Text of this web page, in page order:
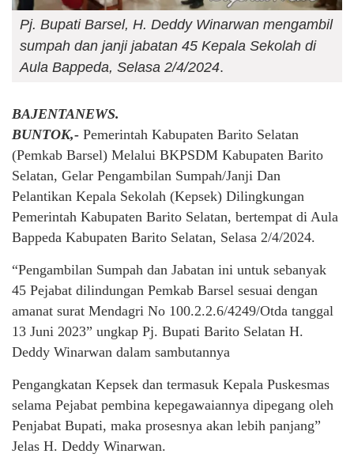
Pj. Bupati Barsel, H. Deddy Winarwan mengambil
sumpah dan janji jabatan 45 Kepala Sekolah di
Aula Bappeda, Selasa 2/4/2024.
BAJENTANEWS.
BUNTOK,- Pemerintah Kabupaten Barito Selatan
(Pemkab Barsel) Melalui BKPSDM Kabupaten Barito
Selatan, Gelar Pengambilan Sumpah/Janji Dan
Pelantikan Kepala Sekolah (Kepsek) Dilingkungan
Pemerintah Kabupaten Barito Selatan, bertempat di Aula
Bappeda Kabupaten Barito Selatan, Selasa 2/4/2024.
“Pengambilan Sumpah dan Jabatan ini untuk sebanyak
45 Pejabat dilindungan Pemkab Barsel sesuai dengan
amanat surat Mendagri No 100.2.2.6/4249/Otda tanggal
13 Juni 2023” ungkap Pj. Bupati Barito Selatan H.
Deddy Winarwan dalam sambutannya
Pengangkatan Kepsek dan termasuk Kepala Puskesmas
selama Pejabat pembina kepegawaiannya dipegang oleh
Penjabat Bupati, maka prosesnya akan lebih panjang”
Jelas H. Deddy Winarwan.